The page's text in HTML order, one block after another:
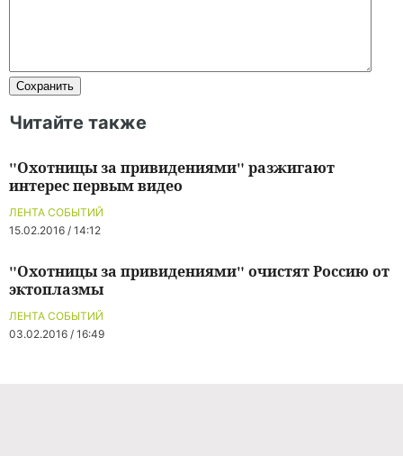
Читайте также
ЛЕНТА СОБЫТИЙ
15.02.2016 / 14:12
"Охотницы за привидениями" разжигают
интерес первым видео
ЛЕНТА СОБЫТИЙ
03.02.2016 / 16:49
"Охотницы за привидениями" очистят Россию от
эктоплазмы